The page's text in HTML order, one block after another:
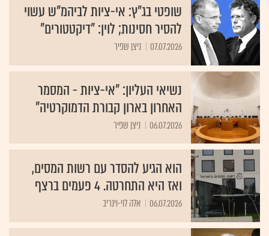
שופטי בג"ץ: אי-ציות לביהמ"ש עשוי
להסיר חסינות; לוין: "דיקטטורים"
07.07.2026 ניצן שפיר
נשיאי העליון: "אי-ציות - המסמר
האחרון בארון קבורת הדמוקרטיה"
06.07.2026 ניצן שפיר
הוא הגיע להסדר עם רשות המסים,
ואז היא התחרטה. 4 פעמים ברצף
06.07.2026 אלה לוי-וינריב